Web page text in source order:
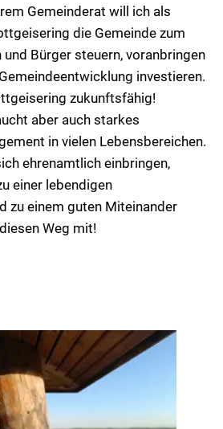
Gemeinderat will ich als
die Gemeinde zum
Bürger steuern, voranbringen
investieren.
zukunftsfähig!
aber auch starkes
in vielen Lebensbereichen.
ehrenamtlich einbringen,
einer lebendigen
zu einem guten Miteinander
Weg mit!